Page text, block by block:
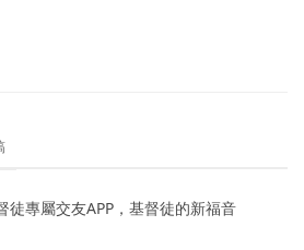
徒專屬交友APP，基督徒的新福音